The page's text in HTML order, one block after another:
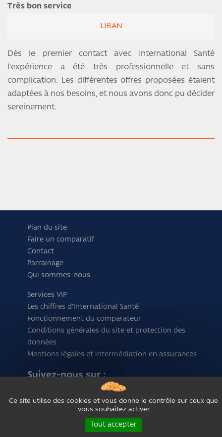
Très bon service
LIBAN
Dès le premier contact avec International Santé
l'expérience a été très professionnelle et sans
complication. Les différentes offres proposées étaient
adaptées à nos besoins, et nous avons donc pu décider
sereinement.
Plan du site
Faire un comparatif
Contact
Parrainage
Qui sommes-nous
Services VIP
Les chiffres d'International Santé
Fonctionnement du comparateur
Conditions générales du site et protection des
données
Mentions légales et intermédiation en assurances
Suivez-nous sur :
Ce site utilise des cookies et vous donne le contrôle sur ceux que
vous souhaitez activer
Tout accepter